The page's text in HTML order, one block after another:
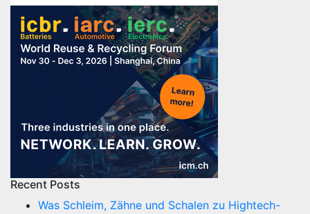
Recent Posts
Was Schleim, Zähne und Schalen zu Hightech-